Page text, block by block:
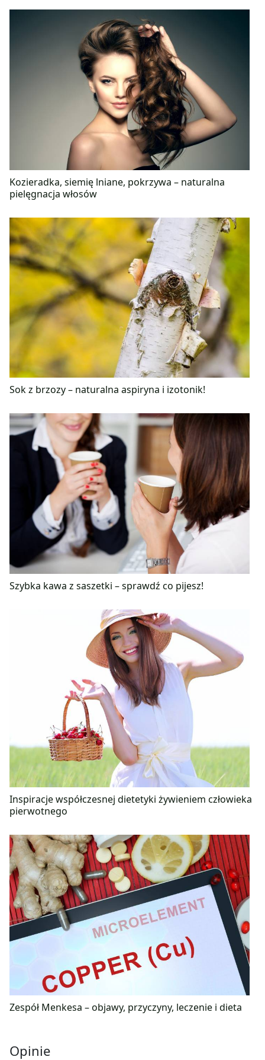
Kozieradka, siemię lniane, pokrzywa – naturalna
pielęgnacja włosów
Sok z brzozy – naturalna aspiryna i izotonik!
Szybka kawa z saszetki – sprawdź co pijesz!
Inspiracje współczesnej dietetyki żywieniem człowieka
pierwotnego
Zespół Menkesa – objawy, przyczyny, leczenie i dieta
Opinie